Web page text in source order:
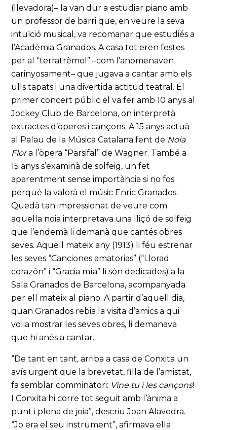
(llevadora)– la van dur a estudiar piano amb
un professor de barri que, en veure la seva
intuïció musical, va recomanar que estudiés a
l’Acadèmia Granados. A casa tot eren festes
per al “terratrèmol” –com l’anomenaven
carinyosament– que jugava a cantar amb els
ulls tapats i una divertida actitud teatral. El
primer concert públic el va fer amb 10 anys al
Jockey Club de Barcelona, on interpretà
extractes d’òperes i cançons. A 15 anys actuà
al Palau de la Música Catalana fent de Noia
Flora l’òpera “Parsifal” de Wagner. També a
15 anys s’examinà de solfeig, un fet
aparentment sense importància si no fos
perquè la valorà el músic Enric Granados.
Quedà tan impressionat de veure com
aquella noia interpretava una lliçó de solfeig
que l’endemà li demanà que cantés obres
seves. Aquell mateix any (1913) li féu estrenar
les seves “Canciones amatorias” (“Llorad
corazón” i “Gracia mía” li són dedicades) a la
Sala Granados de Barcelona, acompanyada
per ell mateix al piano. A partir d’aquell dia,
quan Granados rebia la visita d’amics a qui
volia mostrar les seves obres, li demanava
que hi anés a cantar.
“De tant en tant, arriba a casa de Conxita un
avís urgent que la brevetat, filla de l’amistat,
fa semblar comminatori: Vine tu i les cançons!
I Conxita hi corre tot seguit amb l’ànima a
punt i plena de joia”, descriu Joan Alavedra.
“Jo era el seu instrument”, afirmava ella